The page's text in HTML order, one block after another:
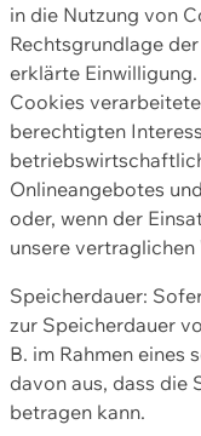
in die Nutzung von
Rechtsgrundlage
erklärte
Cookies
berechtigten
Onlineangebotes
oder, wenn der
unsere
Speicherdauer:
zur Speicherdauer
B. im Rahmen eines
davon aus, dass die
betragen kann.